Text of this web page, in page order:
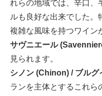
れらの地域では、辛口、
ルも良好な出来でした。
複雑な風味を持つワイン
サヴニエール
見られます。
シノン (Chinon) / ブル
ランを主体とするこれら